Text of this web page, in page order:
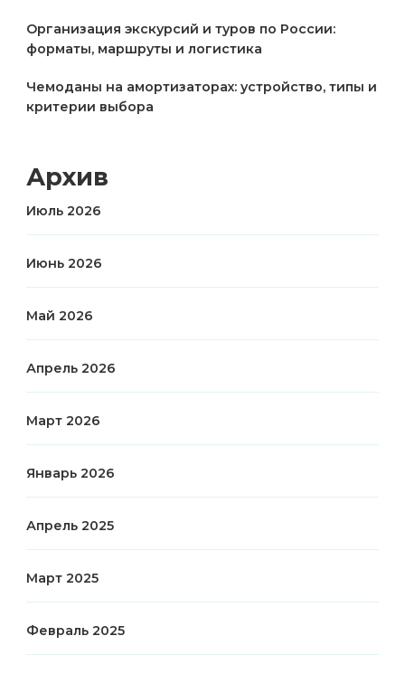
Организация экскурсий и туров по России:
форматы, маршруты и логистика
Чемоданы на амортизаторах: устройство, типы и
критерии выбора
Архив
Июль 2026
Июнь 2026
Май 2026
Апрель 2026
Март 2026
Январь 2026
Апрель 2025
Март 2025
Февраль 2025